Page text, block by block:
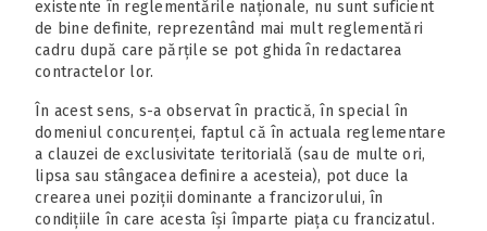
existente în reglementările naționale, nu sunt suficient
de bine definite, reprezentând mai mult reglementări
cadru după care părțile se pot ghida în redactarea
contractelor lor.
În acest sens, s-a observat în practică, în special în
domeniul concurenței, faptul că în actuala reglementare
a clauzei de exclusivitate teritorială (sau de multe ori,
lipsa sau stângacea definire a acesteia), pot duce la
crearea unei poziții dominante a francizorului, în
condițiile în care acesta își împarte piața cu francizatul.